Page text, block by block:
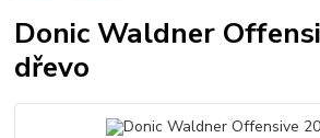
Donic Waldner
dřevo